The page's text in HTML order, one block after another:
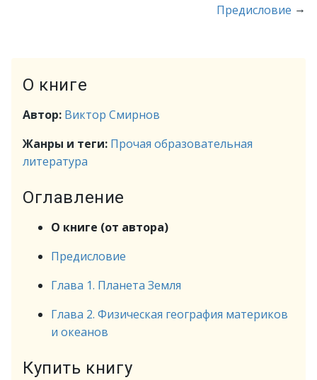
Предисловие →
О книге
Автор: Виктор Смирнов
Жанры и теги: Прочая образовательная
литература
Оглавление
О книге (от автора)
Предисловие
Глава 1. Планета Земля
Глава 2. Физическая география материков
и океанов
Купить книгу